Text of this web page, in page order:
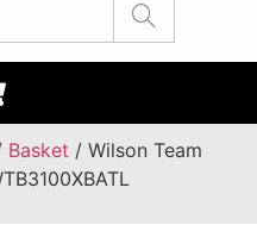
Basket / Wilson Team